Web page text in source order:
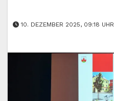
10. DEZEMBER 2025, 09:18 UHR